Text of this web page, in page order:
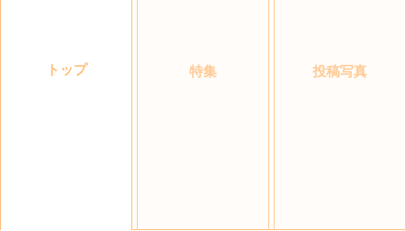
トップ 特集 投稿写真